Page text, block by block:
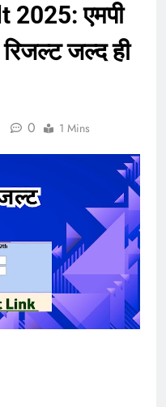
2025: एमपी
रिजल्ट जल्द ही
0 1 Mins